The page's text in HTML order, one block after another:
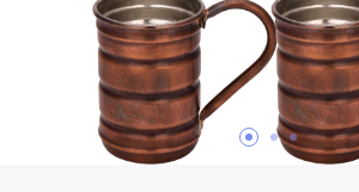
Kozmetik, Kişisel Bakım ve Sağlık